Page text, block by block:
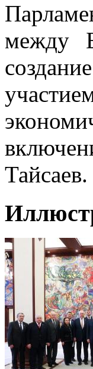
между
Тайсаев.